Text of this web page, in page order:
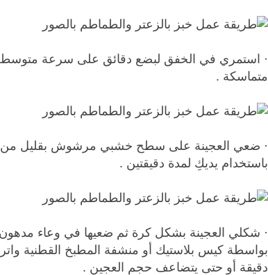
· استمري في الخفق لبضع دقائق على سرعة
متماسكة .
· ضعي العجينة على سطح خشبي مرشوش بقليل من
باستخدام يديكِ لمدة دقيقتين .
· شكلي العجينة بشكل كرة ثم ضعيها في وعاء
دقيقة أو حتى يتضاعف حجم العجين .